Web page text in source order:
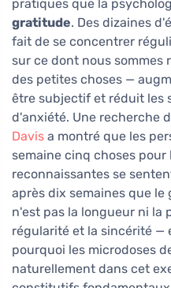
pratiques que la
gratitude. Des dizaines
fait de se concentrer
sur ce dont nous sommes
des petites choses —
être subjectif et réduit les
d'anxiété. Une recherche
Davis a montré que les
semaine cinq choses pour
reconnaissantes se
après dix semaines que
n'est pas la longueur ni la
régularité et la sincérité —
pourquoi les microdoses
naturellement dans cet